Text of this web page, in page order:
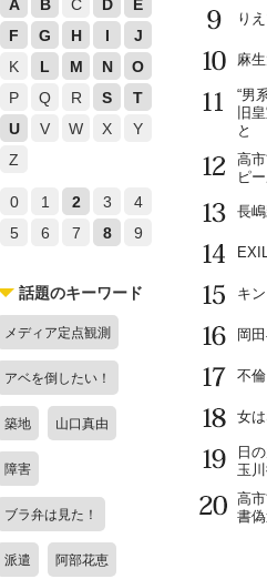
A B C D
E
F
G H I
J
K
L M N
O
P
Q R S
T
U
V W X
Y
Z
0 1 2 3
4
5
6 7 8 9
話題のキーワード
メディア定点観測
アベを倒したい！
築地 山口真由
障害
ブラ弁は見た！
派遣 阿部花恵
9
り
麻
“男
旧
と
高
ピ
長
キ
岡
不
女
日
玉
高
書